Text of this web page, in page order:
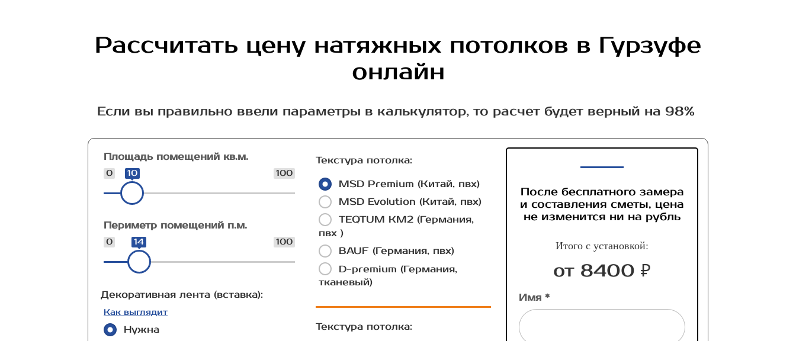
Рассчитать цену натяжных потолков в Гурзуфе
онлайн
Если вы правильно ввели параметры в калькулятор, то расчет будет верный на 98%
Площадь помещений кв.м.
0 100
10
Периметр помещений п.м.
0 100
14
Декоративная лента (вставка):
Как выглядит
Нужна
Текстура потолка:
MSD Premium (Китай, пвх)
MSD Evolution (Китай, пвх)
TEQTUM КМ2 (Германия,
пвх )
BAUF (Германия, пвх)
D-premium (Германия,
тканевый)
Текстура потолка:
После бесплатного замера
и составления сметы, цена
не изменится ни на рубль
Итого с установкой:
от 8400 ₽
Имя *